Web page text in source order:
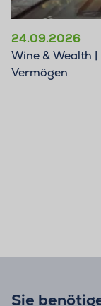
24.09.2026
Wine & Wealth
Vermögen
Sie